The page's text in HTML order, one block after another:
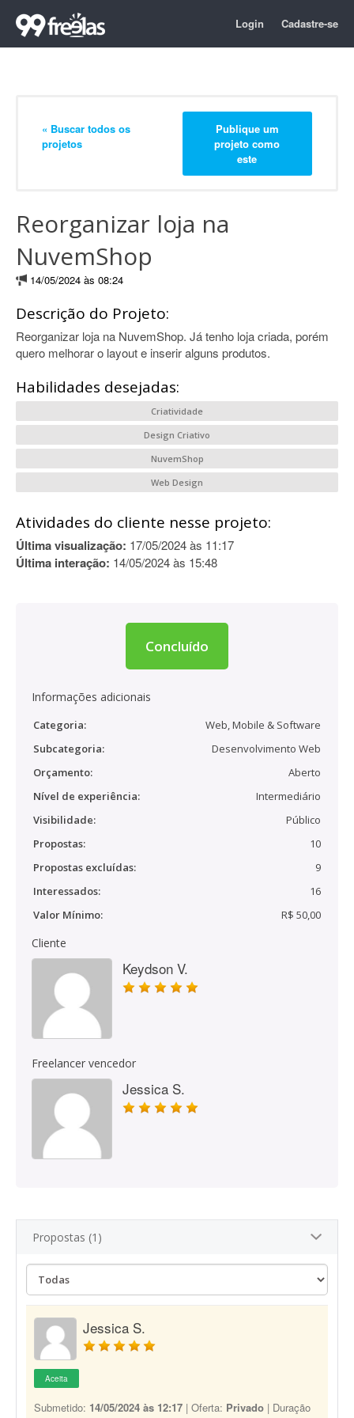
Login Cadastre-se
« Buscar todos os
projetos
Publique um
projeto como
este
Reorganizar loja na
NuvemShop
14/05/2024 às 08:24
Descrição do Projeto:
Reorganizar loja na NuvemShop. Já tenho loja criada, porém
quero melhorar o layout e inserir alguns produtos.
Habilidades desejadas:
Criatividade
Design Criativo
NuvemShop
Web Design
Atividades do cliente nesse projeto:
Última visualização: 17/05/2024 às 11:17
Última interação: 14/05/2024 às 15:48
Concluído
Informações adicionais
Categoria:
Web, Mobile & Software
Subcategoria:
Desenvolvimento Web
Orçamento:
Aberto
Nível de experiência:
Intermediário
Visibilidade:
Público
Propostas:
10
Propostas excluídas:
9
Interessados:
16
Valor Mínimo:
R$ 50,00
Cliente
Keydson V.
Freelancer vencedor
Jessica S.
Propostas (1)
Jessica S.
Aceita
Submetido: 14/05/2024 às 12:17 | Oferta: Privado | Duração